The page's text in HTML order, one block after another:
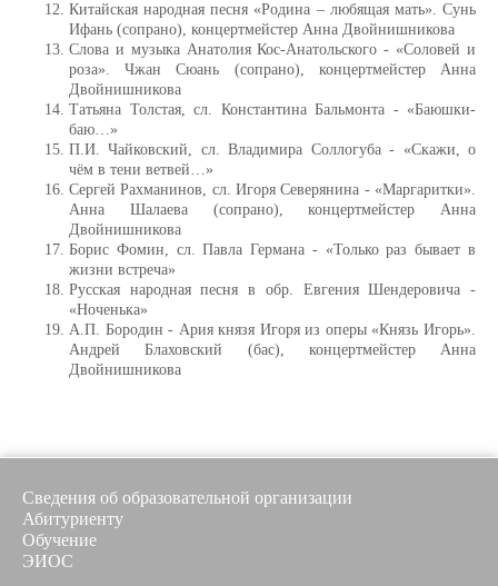
Китайская народная песня «Родина – любящая мать». Сунь
Ифань (сопрано), концертмейстер Анна Двойнишникова
Слова и музыка Анатолия Кос-Анатольского - «Соловей и
роза». Чжан Сюань (сопрано), концертмейстер Анна
Двойнишникова
Татьяна Толстая, сл. Константина Бальмонта - «Баюшки-
баю…»
П.И. Чайковский, сл. Владимира Соллогуба - «Скажи, о
чём в тени ветвей…»
Сергей Рахманинов, сл. Игоря Северянина - «Маргаритки».
Анна Шалаева (сопрано), концертмейстер Анна
Двойнишникова
Борис Фомин, сл. Павла Германа - «Только раз бывает в
жизни встреча»
Русская народная песня в обр. Евгения Шендеровича -
«Ноченька»
А.П. Бородин - Ария князя Игоря из оперы «Князь Игорь».
Андрей Блаховский (бас), концертмейстер Анна
Двойнишникова
Сведения об образовательной организации
Абитуриенту
Обучение
ЭИОС